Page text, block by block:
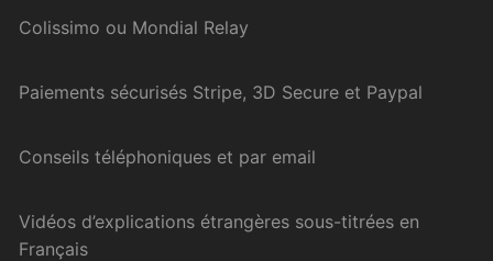
Colissimo ou Mondial Relay
Paiements sécurisés Stripe, 3D Secure et Paypal
Conseils téléphoniques et par email
Vidéos d’explications étrangères sous-titrées en
Français